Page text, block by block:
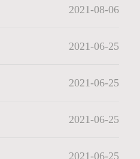
2021-08-06
2021-06-25
2021-06-25
2021-06-25
2021-06-25